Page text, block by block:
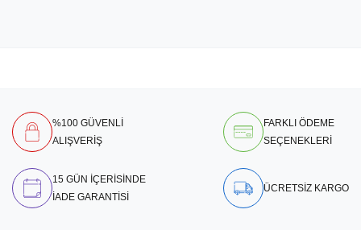
%100 GÜVENLİ
ALIŞVERİŞ
FARKLI ÖDEME
SEÇENEKLERİ
15 GÜN İÇERİSİNDE
İADE GARANTİSİ
ÜCRETSİZ KARGO